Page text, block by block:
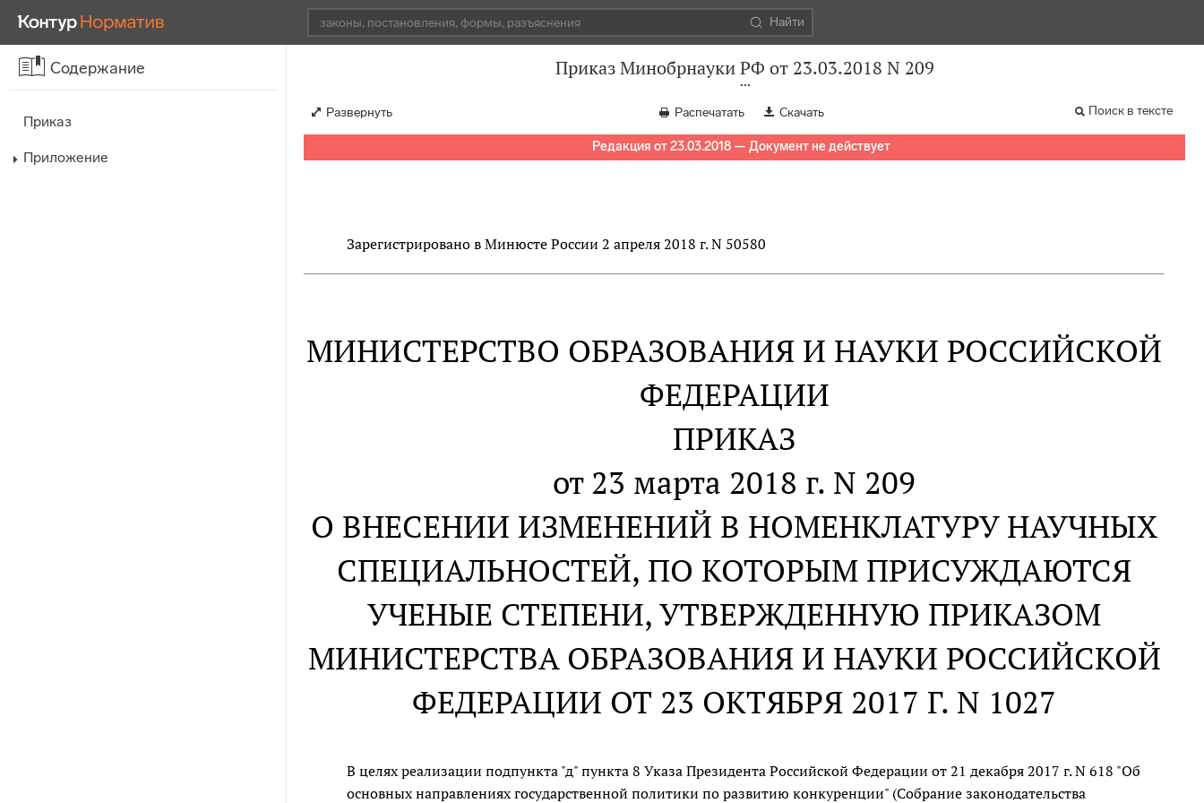
Найти
Содержание
Приказ
Приложение
Приказ Минобрнауки РФ от 23.03.2018 N 209
Развернуть Распечатать Скачать Поиск в тексте
Редакция от 23.03.2018 — Документ не действует
Зарегистрировано в Минюсте России 2 апреля 2018 г. N 50580
МИНИСТЕРСТВО ОБРАЗОВАНИЯ И НАУКИ РОССИЙСКОЙ
ФЕДЕРАЦИИ
ПРИКАЗ
от 23 марта 2018 г. N 209
О ВНЕСЕНИИ ИЗМЕНЕНИЙ В НОМЕНКЛАТУРУ НАУЧНЫХ
СПЕЦИАЛЬНОСТЕЙ, ПО КОТОРЫМ ПРИСУЖДАЮТСЯ
УЧЕНЫЕ СТЕПЕНИ, УТВЕРЖДЕННУЮ ПРИКАЗОМ
МИНИСТЕРСТВА ОБРАЗОВАНИЯ И НАУКИ РОССИЙСКОЙ
ФЕДЕРАЦИИ ОТ 23 ОКТЯБРЯ 2017 Г. N 1027
В целях реализации подпункта "д" пункта 8 Указа Президента Российской Федерации от 21 декабря 2017 г. N 618 "Об
основных направлениях государственной политики по развитию конкуренции" (Собрание законодательства